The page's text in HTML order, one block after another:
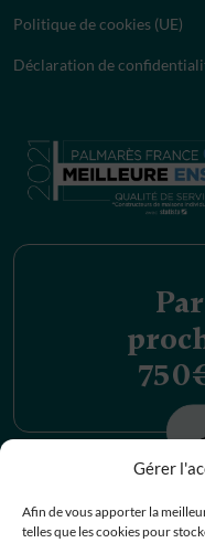
Gérer
Afin de vous apporter la
telles que les cookies pour
Politique de cookies (UE)
Déclaration de